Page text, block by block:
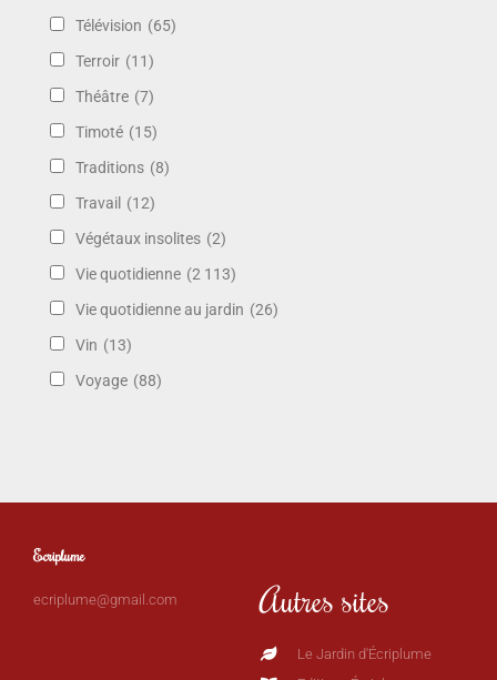
Télévision (65)
Terroir (11)
Théâtre (7)
Timoté (15)
Traditions (8)
Travail (12)
Végétaux insolites (2)
Vie quotidienne (2 113)
Vie quotidienne au jardin (26)
Vin (13)
Voyage (88)
Ecriplume
ecriplume@gmail.com Autres sites
Le Jardin d'Écriplume